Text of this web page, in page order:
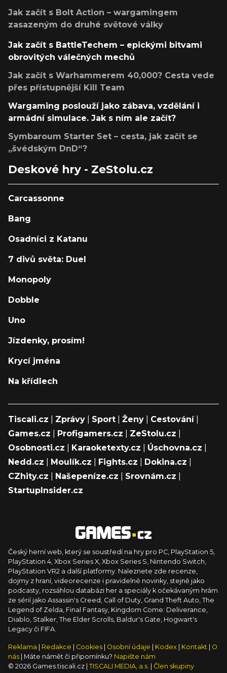
Jak začít s Bolt Action – wargamingem
zasazeným do druhé světové války
Jak začít s BattleTechem – epickými bitvami
obrovitých válečných mechů
Jak začít s Warhammerem 40,000? Cesta vede
přes přístupnější Kill Team
Wargaming poslouží jako zábava, vzdělání i
armádní simulace. Jak s ním ale začít?
Symbaroum Starter Set – cesta, jak začít se
„švédským DnD“?
Deskové hry - ZeStolu.cz
Carcassonne
Bang
Osadníci z Katanu
7 divů světa: Duel
Monopoly
Dobble
Uno
Jízdenky, prosím!
Krycí jména
Na křídlech
Tiscali.cz Zprávy Sport Ženy Cestování|
Games.cz
Profigamers.cz ZeStolu.cz
Osobnosti.cz
Karaoketexty.cz Úschovna.cz
Nedd.cz
Moulík.cz Fights.cz Dokina.cz
CZhity.cz
Našepeníze.cz Srovnám.cz
StartupInsider.cz
Český herní web, který se soustředí na hry pro PC, PlayStation 5,
PlayStation 4, Xbox Series X, Xbox Series S, Nintendo Switch,
PlayStation VR2 a další platformy. Naleznete zde recenze,
dojmy z hraní, videorecenze i pravidelné novinky, stejně jako
podcasty, rozsáhlou databázi her a speciály k očekávaným hrám
ze sérií jako Assassin's Creed, Call of Duty, Grand Theft Auto, The
Legend of Zelda, Final Fantasy, Kingdom Come: Deliverance,
Diablo, Stalker, The Elder Scrolls, Baldur's Gate, Hogwart's
Legacy či FIFA.
Reklama Redakce Cookies Osobní údaje Kodex Kontakt
O
nás
| Máte námět či připomínku? Napište nám
© 2026 Games.tiscali.cz | TISCALI MEDIA, a.s.
Člen skupiny